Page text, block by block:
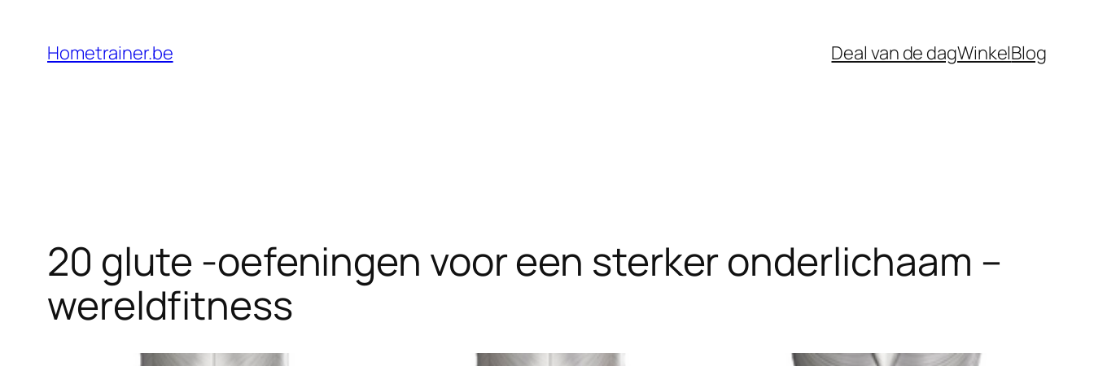
Hometrainer.be Deal van de dagWinkelBlog
20 glute -oefeningen voor een sterker onderlichaam –
wereldfitness